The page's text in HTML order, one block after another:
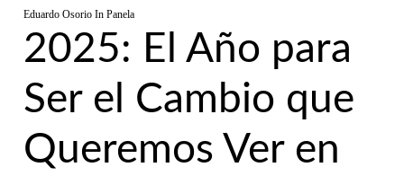
Eduardo Osorio In Panela
2025: El Año para
Ser el Cambio que
Queremos Ver en